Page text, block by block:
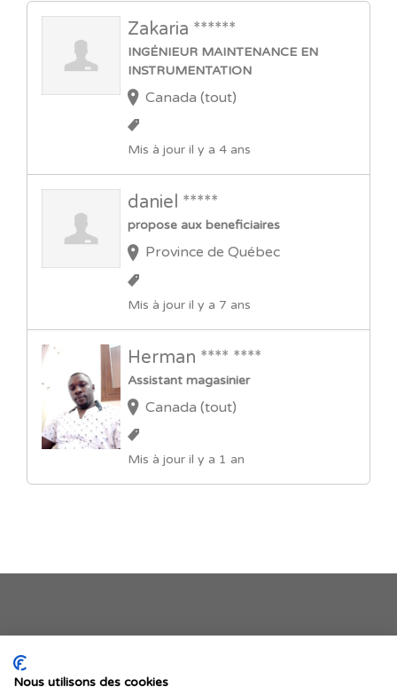
Zakaria ******
INGÉNIEUR MAINTENANCE EN
INSTRUMENTATION
Canada (tout)
Mis à jour il y a 4 ans
daniel *****
propose aux beneficiaires
Province de Québec
Mis à jour il y a 7 ans
Herman **** ****
Assistant magasinier
Canada (tout)
Mis à jour il y a 1 an
Je publie mon offre
Nous utilisons des cookies